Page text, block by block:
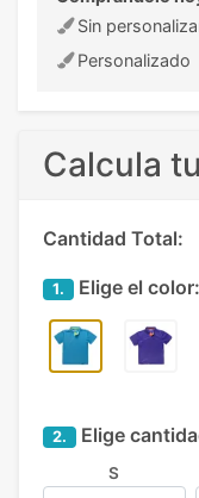
Sin
Personalizado
Calcula
Cantidad Total:
1. Elige el color:
2. Elige
S